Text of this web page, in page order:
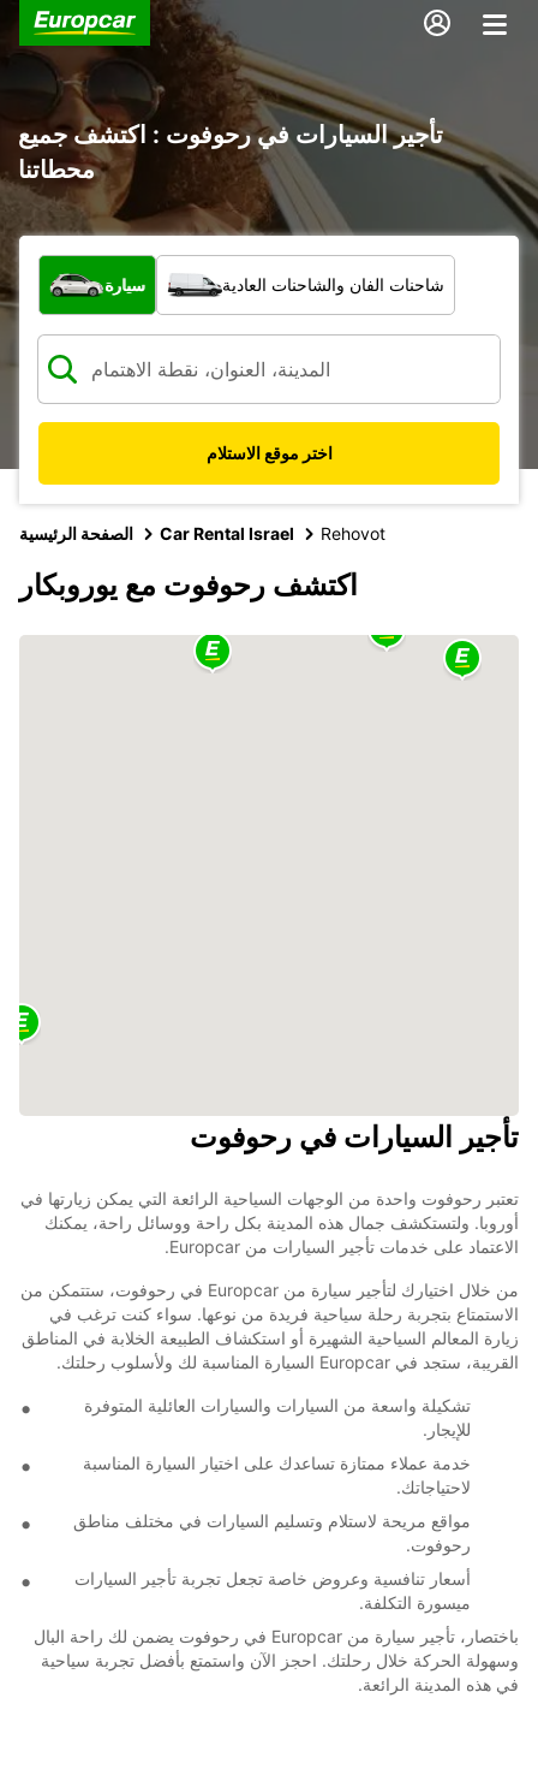
تأجير السيارات في رحوفوت : اكتشف جميع
محطاتنا
ما نوع المركبة؟
سيارة شاحنات الفان والشاحنات العادية
اختر موقع الاستلام
الصفحة الرئيسية Car Rental Israel Rehovot
اكتشف رحوفوت مع يوروبكار
تأجير السيارات في رحوفوت
تعتبر رحوفوت واحدة من الوجهات السياحية الرائعة التي يمكن زيارتها في
أوروبا. ولتستكشف جمال هذه المدينة بكل راحة ووسائل راحة، يمكنك
الاعتماد على خدمات تأجير السيارات من Europcar.
من خلال اختيارك لتأجير سيارة من Europcar في رحوفوت، ستتمكن من
الاستمتاع بتجربة رحلة سياحية فريدة من نوعها. سواء كنت ترغب في
زيارة المعالم السياحية الشهيرة أو استكشاف الطبيعة الخلابة في المناطق
القريبة، ستجد في Europcar السيارة المناسبة لك ولأسلوب رحلتك.
تشكيلة واسعة من السيارات والسيارات العائلية المتوفرة
للإيجار.
خدمة عملاء ممتازة تساعدك على اختيار السيارة المناسبة
لاحتياجاتك.
مواقع مريحة لاستلام وتسليم السيارات في مختلف مناطق
رحوفوت.
أسعار تنافسية وعروض خاصة تجعل تجربة تأجير السيارات
ميسورة التكلفة.
باختصار، تأجير سيارة من Europcar في رحوفوت يضمن لك راحة البال
وسهولة الحركة خلال رحلتك. احجز الآن واستمتع بأفضل تجربة سياحية
في هذه المدينة الرائعة.